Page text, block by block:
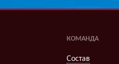
КОМАНДА
Состав